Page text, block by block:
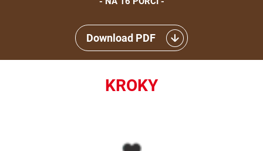
Download PDF
KROKY